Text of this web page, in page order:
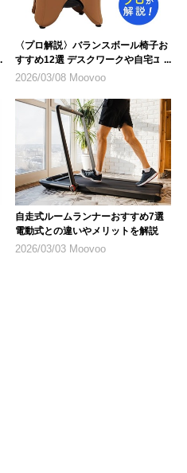
〈プロ解説〉バランスボール椅子お
すすめ12選 デスクワークや自宅エ
クササイズに
2026/03/08 Moovoo
自走式ルームランナーおすすめ7選
電動式との違いやメリットを解説
2026/03/03 Moovoo